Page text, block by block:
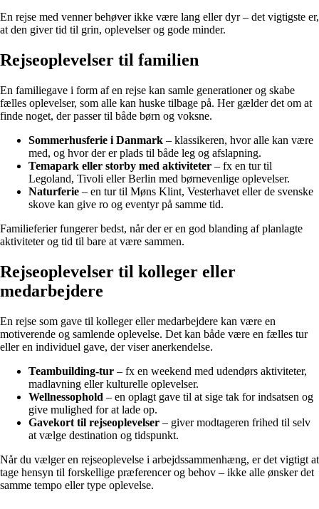
En rejse med venner behøver ikke være lang eller dyr – det vigtigste er,
at den giver tid til grin, oplevelser og gode minder.
Rejseoplevelser til familien
En familiegave i form af en rejse kan samle generationer og skabe
fælles oplevelser, som alle kan huske tilbage på. Her gælder det om at
finde noget, der passer til både børn og voksne.
Sommerhusferie i Danmark – klassikeren, hvor alle kan være
med, og hvor der er plads til både leg og afslapning.
Temapark eller storby med aktiviteter – fx en tur til
Legoland, Tivoli eller Berlin med børnevenlige oplevelser.
Naturferie – en tur til Møns Klint, Vesterhavet eller de svenske
skove kan give ro og eventyr på samme tid.
Familieferier fungerer bedst, når der er en god blanding af planlagte
aktiviteter og tid til bare at være sammen.
Rejseoplevelser til kolleger eller
medarbejdere
En rejse som gave til kolleger eller medarbejdere kan være en
motiverende og samlende oplevelse. Det kan både være en fælles tur
eller en individuel gave, der viser anerkendelse.
Teambuilding-tur – fx en weekend med udendørs aktiviteter,
madlavning eller kulturelle oplevelser.
Wellnessophold – en oplagt gave til at sige tak for indsatsen og
give mulighed for at lade op.
Gavekort til rejseoplevelser – giver modtageren frihed til selv
at vælge destination og tidspunkt.
Når du vælger en rejseoplevelse i arbejdssammenhæng, er det vigtigt at
tage hensyn til forskellige præferencer og behov – ikke alle ønsker det
samme tempo eller type oplevelse.